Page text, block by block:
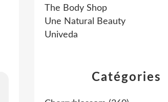
Catégories
The Body Shop
Une Natural Beauty
Univeda